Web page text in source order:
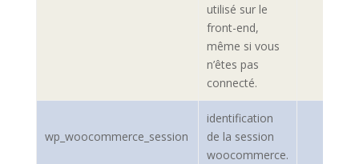
utilisé sur le
front-end,
même si vous
n’êtes pas
connecté.
wp_woocommerce_session
identification
de la session
woocommerce.